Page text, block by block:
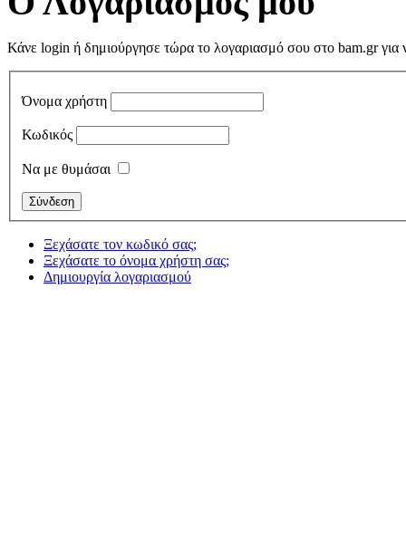
Κάνε login ή δημιούργησε τώρα το λογαριασμό σου στο bam.gr για
Όνομα χρήστη
Κωδικός
Να με θυμάσαι
Ξεχάσατε τον κωδικό σας;
Ξεχάσατε το όνομα χρήστη σας;
Δημιουργία λογαριασμού